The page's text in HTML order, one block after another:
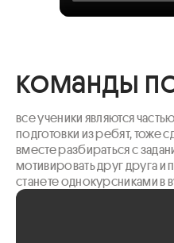
команды
все ученики являются
подготовки из ребят, тоже
вместе разбираться с
мотивировать друг друга
станете однокурсниками в